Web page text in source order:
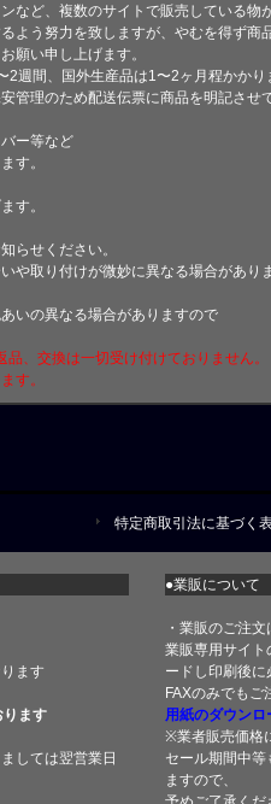
など、複数のサイトで販売している物
よう努力を致しますが、やむを得ず商
願い申し上げます。
週間、国外生産品は1〜2ヶ月程かかり
管理のため配送伝票に商品を明記させ
ー等など
す。
す。
らせください。
や取り付けが微妙に異なる場合があり
いの異なる場合がありますので
、交換は一切受け付けておりません。
す。
特定商取引法に基づく
●業販について
ます
ます
しては翌営業日
・業販のご注文
業販専用サイト
ードし印刷後
FAXのみでもご
用紙のダウンロ
※業者販売価格
セール期間中
ますので、